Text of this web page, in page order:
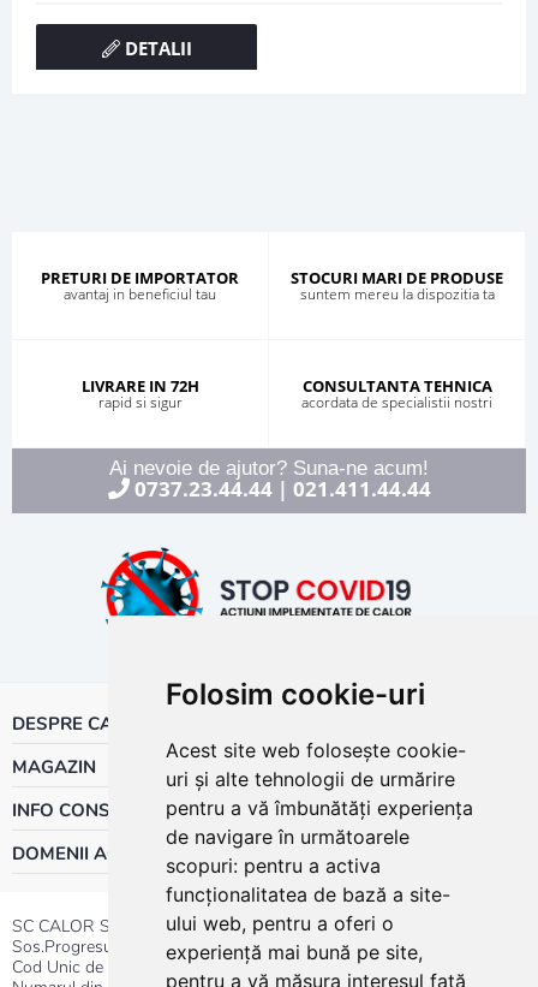
Folosim cookie-uri
Acest site web folosește cookie-
uri și alte tehnologii de urmărire
pentru a vă îmbunătăți experiența
de navigare în următoarele
scopuri: pentru a activa
funcționalitatea de bază a site-
ului web, pentru a oferi o
experiență mai bună pe site,
pentru a vă măsura interesul față
DETALII
PRETURI DE IMPORTATOR
avantaj in beneficiul tau
STOCURI MARI DE PRODUSE
suntem mereu la dispozitia ta
LIVRARE IN 72H
rapid si sigur
CONSULTANTA TEHNICA
acordata de specialistii nostri
Ai nevoie de ajutor? Suna-ne acum!
0737.23.44.44| 021.411.44.44
DESPRE CALOR
MAGAZIN
INFO CONSUMATOR
DOMENII ACTIVITATE
SC CALOR SRL
Sos.Progresului nr.30-40, Sector 5, Bucuresti
Cod Unic de Inregistrare: RO 3004724